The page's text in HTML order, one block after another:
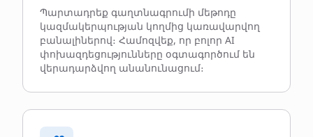
Պարտադրեք գաղտնագրումի մեթոդը
կազմակերպության կողմից կառավարվող
բանալիներով։ Համոզվեք, որ բոլոր AI
փոխազդեցությունները օգտագործում են
վերադարձվող անանունացում։